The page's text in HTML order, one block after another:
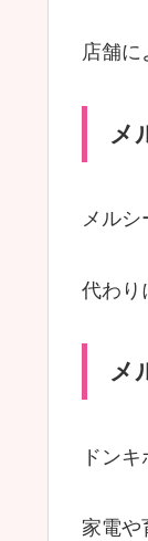
店舗に
メ
メルシ
代わり
メ
ドン
家電や